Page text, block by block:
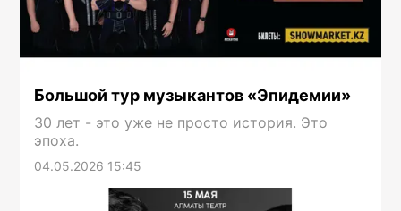
Большой тур музыкантов «Эпидемии»
30 лет - это уже не просто история. Это
эпоха.
04.05.2026 15:45